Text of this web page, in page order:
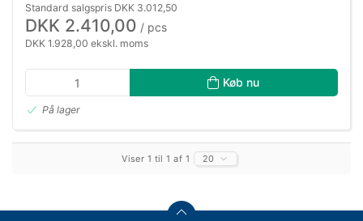
Standard salgspris DKK 3.012,50
DKK 2.410,00 / pcs
DKK 1.928,00 ekskl. moms
Køb nu
På lager
Viser 1 til 1 af 1 20